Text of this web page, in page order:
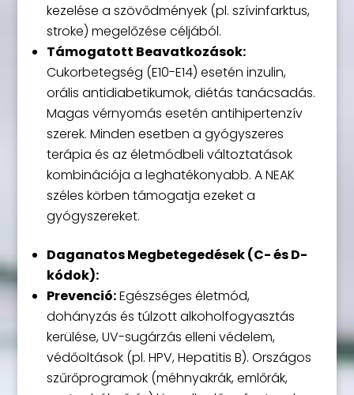
kezelése a szövődmények (pl. szívinfarktus,
stroke) megelőzése céljából.
Támogatott Beavatkozások:
Cukorbetegség (E10-E14) esetén inzulin,
orális antidiabetikumok, diétás tanácsadás.
Magas vérnyomás esetén antihipertenzív
szerek. Minden esetben a gyógyszeres
terápia és az életmódbeli változtatások
kombinációja a leghatékonyabb. A NEAK
széles körben támogatja ezeket a
gyógyszereket.
Daganatos Megbetegedések (C- és D-
kódok):
Prevenció:Egészséges életmód,
dohányzás és túlzott alkoholfogyasztás
kerülése, UV-sugárzás elleni védelem,
védőoltások (pl. HPV, Hepatitis B). Országos
szűrőprogramok (méhnyakrák, emlőrák,